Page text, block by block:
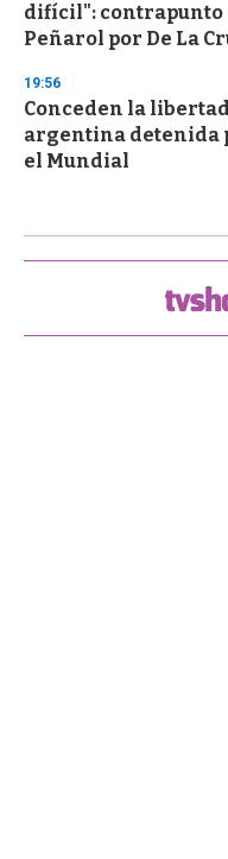
difícil": contrapunto
Peñarol por De La
19:56
Conceden la
argentina detenida
el Mundial